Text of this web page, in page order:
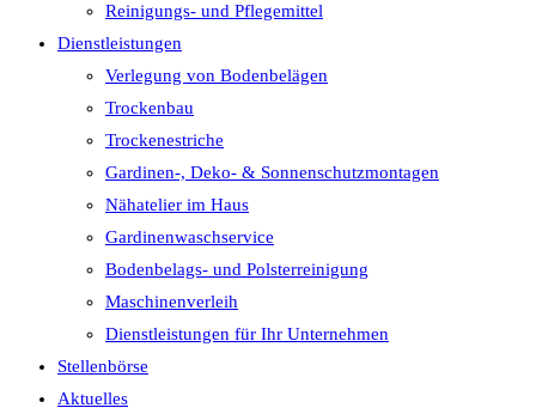
Reinigungs- und Pflegemittel
Dienstleistungen
Verlegung von Bodenbelägen
Trockenbau
Trockenestriche
Gardinen-, Deko- & Sonnenschutzmontagen
Nähatelier im Haus
Gardinenwaschservice
Bodenbelags- und Polsterreinigung
Maschinenverleih
Dienstleistungen für Ihr Unternehmen
Stellenbörse
Aktuelles